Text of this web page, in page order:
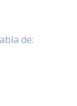
de: